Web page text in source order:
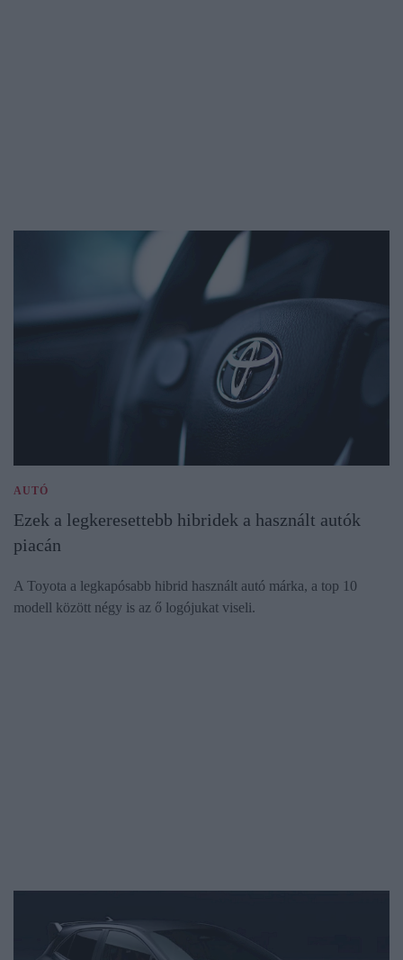
AUTÓ
Ezek a legkeresettebb hibridek a használt autók
piacán
A Toyota a legkapósabb hibrid használt autó márka, a top 10
modell között négy is az ő logójukat viseli.